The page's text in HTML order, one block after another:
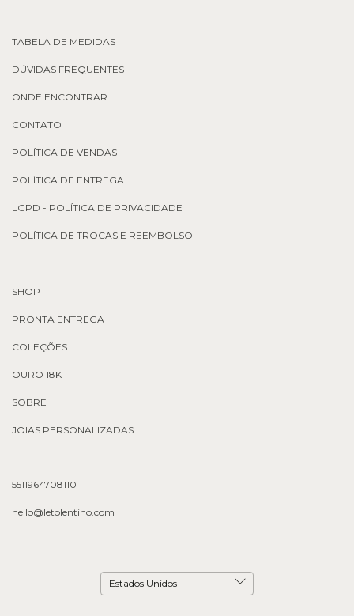
TABELA DE MEDIDAS
DÚVIDAS FREQUENTES
ONDE ENCONTRAR
CONTATO
POLÍTICA DE VENDAS
POLÍTICA DE ENTREGA
LGPD - POLÍTICA DE PRIVACIDADE
POLÍTICA DE TROCAS E REEMBOLSO
SHOP
PRONTA ENTREGA
COLEÇÕES
OURO 18K
SOBRE
JOIAS PERSONALIZADAS
5511964708110
hello@letolentino.com